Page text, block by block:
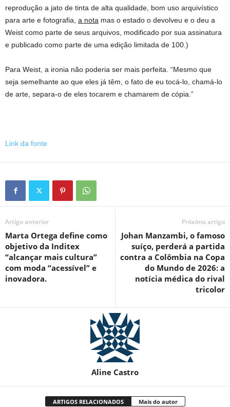
reprodução a jato de tinta de alta qualidade, bom uso arquivístico
para arte e fotografia, a nota mas o estado o devolveu e o deu a
Weist como parte de seus arquivos, modificado por sua assinatura
e publicado como parte de uma edição limitada de 100.)
Para Weist, a ironia não poderia ser mais perfeita. “Mesmo que
seja semelhante ao que eles já têm, o fato de eu tocá-lo, chamá-lo
de arte, separa-o de eles tocarem e chamarem de cópia.”
Link da fonte
Artigo anterior
Marta Ortega define como
objetivo da Inditex
“alcançar mais cultura”
com moda “acessível” e
inovadora.
Próximo artigo
Johan Manzambi, o famoso
suíço, perderá a partida
contra a Colômbia na Copa
do Mundo de 2026: a
notícia médica do rival
tricolor
Aline Castro
ARTIGOS RELACIONADOS Mais do autor